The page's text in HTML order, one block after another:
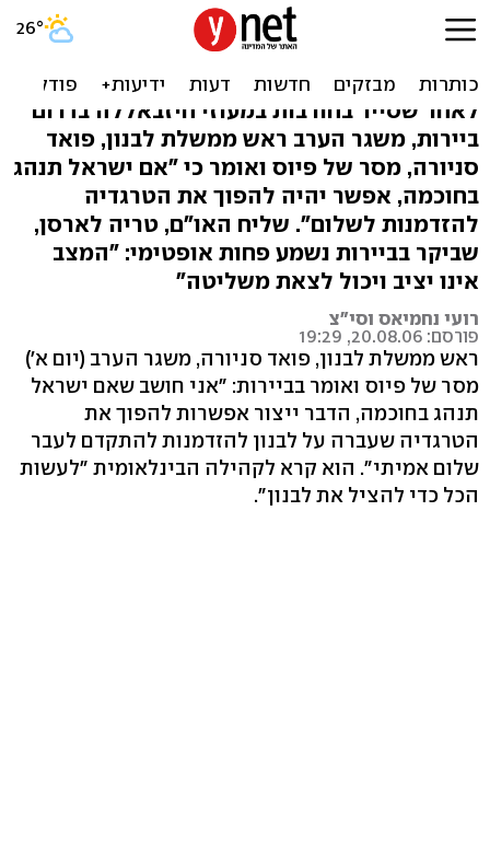
סניורה: להפוך את הטרגדיה
להזדמנות לשלום
לאחר שסייר בחורבות במעוזי חיזבאללה בדרום
ביירות, משגר הערב ראש ממשלת לבנון, פואד
סניורה, מסר של פיוס ואומר כי "אם ישראל תנהג
בחוכמה, אפשר יהיה להפוך את הטרגדיה
להזדמנות לשלום". שליח האו"ם, טריה לארסן,
שביקר בביירות נשמע פחות אופטימי: "המצב
אינו יציב ויכול לצאת משליטה"
רועי נחמיאס וסי"צ
פורסם: 20.08.06, 19:29
ראש ממשלת לבנון, פואד סניורה, משגר הערב (יום א')
מסר של פיוס ואומר בביירות: "אני חושב שאם ישראל
תנהג בחוכמה, הדבר ייצור אפשרות להפוך את
הטרגדיה שעברה על לבנון להזדמנות להתקדם לעבר
שלום אמיתי". הוא קרא לקהילה הבינלאומית "לעשות
הכל כדי להציל את לבנון".